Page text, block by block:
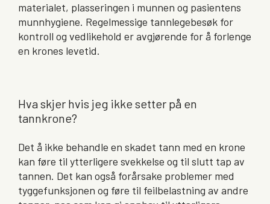
materialet, plasseringen i munnen og pasientens
munnhygiene. Regelmessige tannlegebesøk for
kontroll og vedlikehold er avgjørende for å forlenge
en krones levetid.
Hva skjer hvis jeg ikke setter på en
tannkrone?
Det å ikke behandle en skadet tann med en krone
kan føre til ytterligere svekkelse og til slutt tap av
tannen. Det kan også forårsake problemer med
tyggefunksjonen og føre til feilbelastning av andre